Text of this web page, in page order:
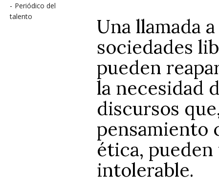
- Periódico del
talento
Una llamada
sociedades
pueden
la necesidad
discursos
pensamiento
ética,
intolerable.